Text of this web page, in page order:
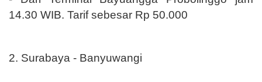
14.30 WIB. Tarif sebesar Rp 50.000
2. Surabaya - Banyuwangi